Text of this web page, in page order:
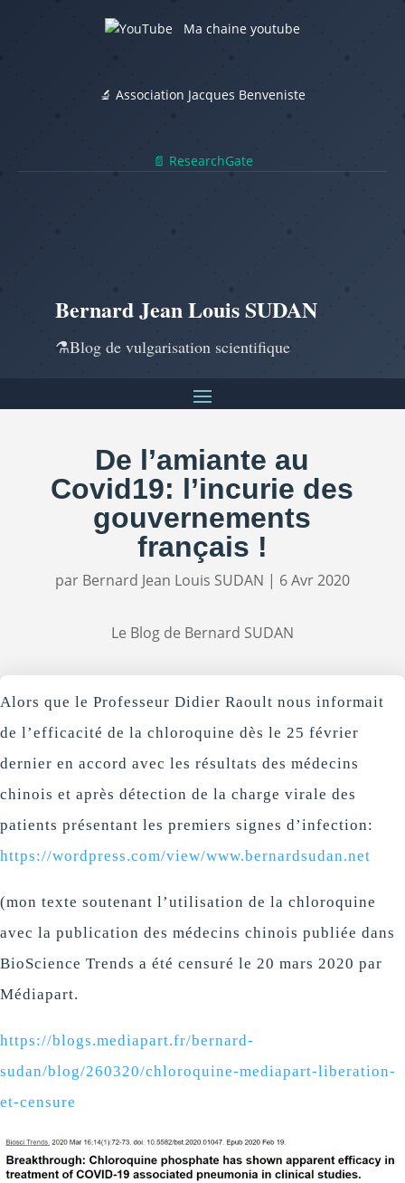
Ma chaine youtube
🔬 Association Jacques Benveniste
📄 ResearchGate
Bernard Jean Louis SUDAN
⚗️Blog de vulgarisation scientifique
De l’amiante au
Covid19: l’incurie des
gouvernements
français !
par Bernard Jean Louis SUDAN | 6 Avr 2020
Le Blog de Bernard SUDAN
Alors que le Professeur Didier Raoult nous informait
de l’efficacité de la chloroquine dès le 25 février
dernier en accord avec les résultats des médecins
chinois et après détection de la charge virale des
patients présentant les premiers signes d’infection:
https://wordpress.com/view/www.bernardsudan.net
(mon texte soutenant l’utilisation de la chloroquine
avec la publication des médecins chinois publiée dans
BioScience Trends a été censuré le 20 mars 2020 par
Médiapart.
https://blogs.mediapart.fr/bernard-
sudan/blog/260320/chloroquine-mediapart-liberation-
et-censure